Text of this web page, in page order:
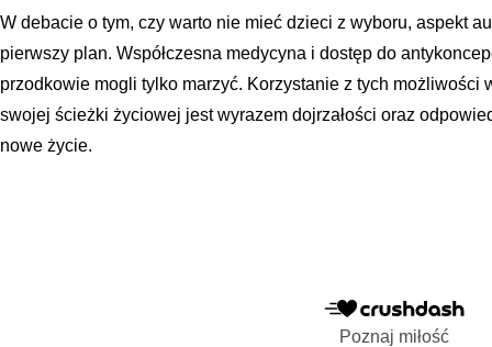
W debacie o tym, czy warto nie mieć dzieci z wyboru, aspekt
pierwszy plan. Współczesna medycyna i dostęp do
przodkowie mogli tylko marzyć. Korzystanie z tych możliwości
swojej ścieżki życiowej jest wyrazem dojrzałości oraz
nowe życie.
Poznaj miłość